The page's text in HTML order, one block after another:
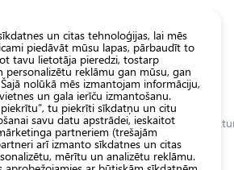
Veikals Ārējais auto apgaismojums Darba
un citas tehnoloģijas, lai mēs
piedāvāt mūsu lapas, pārbaudīt to
tavu lietotāja pieredzi, tostarp
reklāmu gan mūsu, gan
nolūkā mēs izmantojam informāciju,
un gala ierīču izmantošanu.
tu piekrīti sīkdatņu un citu
savu datu apstrādei, ieskaitot
partneriem (trešajām
arī izmanto sīkdatnes un citas
mērītu un analizētu reklāmu.